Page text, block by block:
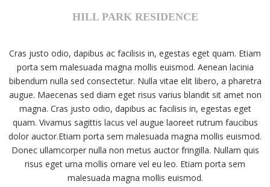
HILL PARK RESIDENCE
Cras justo odio, dapibus ac facilisis in, egestas eget quam. Etiam
porta sem malesuada magna mollis euismod. Aenean lacinia
bibendum nulla sed consectetur. Nulla vitae elit libero, a pharetra
augue. Maecenas sed diam eget risus varius blandit sit amet non
magna. Cras justo odio, dapibus ac facilisis in, egestas eget
quam. Vivamus sagittis lacus vel augue laoreet rutrum faucibus
dolor auctor.Etiam porta sem malesuada magna mollis euismod.
Donec ullamcorper nulla non metus auctor fringilla. Nullam quis
risus eget urna mollis ornare vel eu leo. Etiam porta sem
malesuada magna mollis euismod.